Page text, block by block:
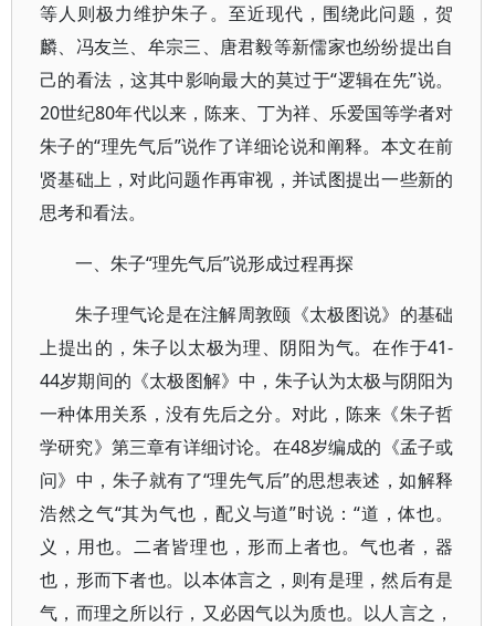
等人则极力维护朱子。至近现代，围绕此问题，贺
麟、冯友兰、牟宗三、唐君毅等新儒家也纷纷提出自
己的看法，这其中影响最大的莫过于“逻辑在先”说。
20世纪80年代以来，陈来、丁为祥、乐爱国等学者对
朱子的“理先气后”说作了详细论说和阐释。本文在前
贤基础上，对此问题作再审视，并试图提出一些新的
思考和看法。
一、朱子“理先气后”说形成过程再探
朱子理气论是在注解周敦颐《太极图说》的基础
上提出的，朱子以太极为理、阴阳为气。在作于41-
44岁期间的《太极图解》中，朱子认为太极与阴阳为
一种体用关系，没有先后之分。对此，陈来《朱子哲
学研究》第三章有详细讨论。在48岁编成的《孟子或
问》中，朱子就有了“理先气后”的思想表述，如解释
浩然之气“其为气也，配义与道”时说：“道，体也。
义，用也。二者皆理也，形而上者也。气也者，器
也，形而下者也。以本体言之，则有是理，然后有是
气，而理之所以行，又必因气以为质也。以人言之，